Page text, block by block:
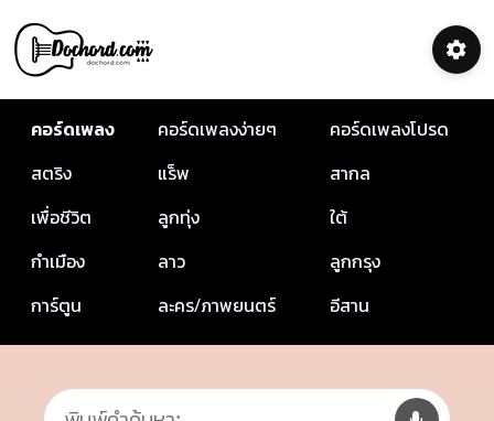
คอร์ดเพลง คอร์ดเพลงง่ายๆ
คอร์ดเพลงโปรด
สตริง
แร็พ
สากล
เพื่อชีวิต
ลูกทุ่ง
ใต้
กำเมือง
ลาว
ลูกกรุง
การ์ตูน
ละคร/ภาพยนตร์ อีสาน